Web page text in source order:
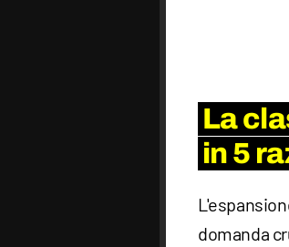
La
in 5
domanda